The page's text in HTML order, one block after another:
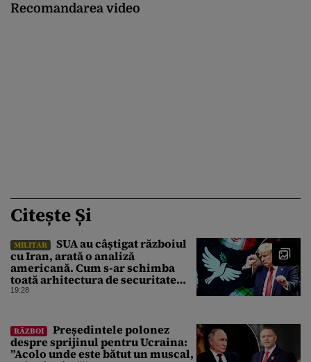
Recomandarea video
Citește Și
MILITAR
SUA au câștigat războiul
cu Iran, arată o analiză
americană. Cum s-ar schimba
toată arhitectura de securitate
din Orientul Mijlociu
19:28
RĂZBOI
Președintele polonez
despre sprijinul pentru Ucraina:
”Acolo unde este bătut un muscal,